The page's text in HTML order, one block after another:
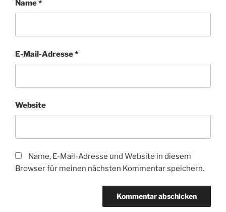
Name*
E-Mail-Adresse*
Website
Name, E-Mail-Adresse und Website in diesem
Browser für meinen nächsten Kommentar speichern.